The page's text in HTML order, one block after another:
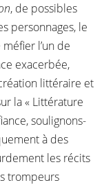
, de possibles
personnages, le
l’un de
exacerbée,
littéraire et
la « Littérature
soulignons-
à des
les récits
trompeurs